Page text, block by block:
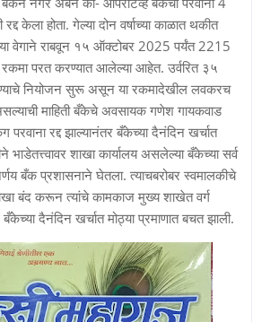
केला होता. गेल्या दोन वर्षाच्या काळात थकीत
वेगाने राबवून १५ ऑक्टोबर 2025 पर्यंत 2215
रकमा परत करण्यात आलेल्या आहेत. उर्वरित ३५
नियोजन सुरू असून या रकमादेखील लवकरच
माहिती बँकेचे अवसायक गणेश गायकवाड
परवाना रद्द झाल्यानंतर बँकेच्या दैनंदिन खर्चात
भाडेतत्त्वावर शाखा कार्यालय असलेल्या बँकेच्या सर्व
बँक प्रशासनाने घेतला. त्याचबरोबर स्वमालकीचे
बंद करून त्यांचे कामकाज मुख्य शाखेत वर्ग
दैनंदिन खर्चात मोठ्या प्रमाणात बचत झाली.